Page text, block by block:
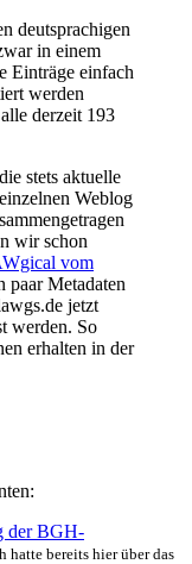
deutsprachigen
in einem
Einträge einfach
werden
derzeit 193
stets aktuelle
Weblog
wir schon
vom
paar Metadaten
jetzt
werden. So
erhalten in der
der BGH-
hatte bereits hier über das